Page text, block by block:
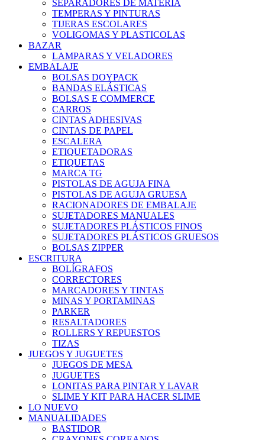
SEPARADORES DE MATERIA
TEMPERAS Y PINTURAS
TIJERAS ESCOLARES
VOLIGOMAS Y PLASTICOLAS
BAZAR
LAMPARAS Y VELADORES
EMBALAJE
BOLSAS DOYPACK
BANDAS ELÁSTICAS
BOLSAS E COMMERCE
CARROS
CINTAS ADHESIVAS
CINTAS DE PAPEL
ESCALERA
ETIQUETADORAS
ETIQUETAS
MARCA TG
PISTOLAS DE AGUJA FINA
PISTOLAS DE AGUJA GRUESA
RACIONADORES DE EMBALAJE
SUJETADORES MANUALES
SUJETADORES PLÁSTICOS FINOS
SUJETADORES PLÁSTICOS GRUESOS
BOLSAS ZIPPER
ESCRITURA
BOLÍGRAFOS
CORRECTORES
MARCADORES Y TINTAS
MINAS Y PORTAMINAS
PARKER
RESALTADORES
ROLLERS Y REPUESTOS
TIZAS
JUEGOS Y JUGUETES
JUEGOS DE MESA
JUGUETES
LONITAS PARA PINTAR Y LAVAR
SLIME Y KIT PARA HACER SLIME
LO NUEVO
MANUALIDADES
BASTIDOR